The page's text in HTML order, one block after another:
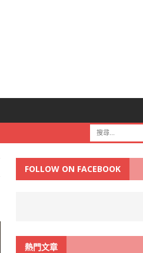
FOLLOW ON FACEBOOK
熱門文章